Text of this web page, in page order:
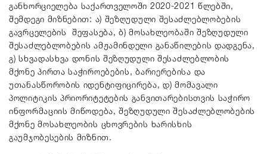
განხორციელება საქართველოში 2020-2021 წლებში,
შემდეგი მიზნებით: ა) შეზღუდული შესაძლებლობების
გავრცელების შეფასება, ბ) მოსახლეობაში შეზღუდული
შესაძლებლობების ამჟამინდელი განაწილების დადგენა,
გ) სხვადასხვა დონის შეზღუდული შესაძლებლობის
მქონე პირთა საჭიროებების, ბარიერებისა და
უთანასწორობის იდენტიფიცირება, დ) მომავალი
პოლიტიკის პრიორიტეტების განვითარებისთვის საჭირო
ინფორმაციის მიწოდება, შეზღუდული შესაძლებლობების
მქონე მოსახლეობის ცხოვრების ხარისხის
გაუმჯობესების მიზნით.